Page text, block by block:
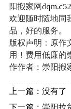
阳搬家网
欢迎随时随地同
品，好的服务。
版权声明：原作
用！费用低廉的
作作者：崇阳搬
上一篇：没有了